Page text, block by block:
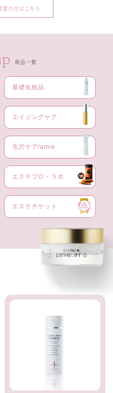
望の方はこちら
商品一覧
基礎化粧品
エイジングケア
毛穴ケア/amie
エステプロ・ラボ
エステチケット